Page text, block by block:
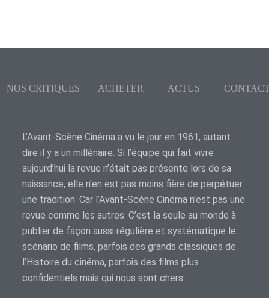
NOS CRITIQUES ACHETER ACTUS
L’Avant-Scène Cinéma a vu le jour en 1961, autant
dire il y a un millénaire. Si l’équipe qui fait vivre
aujourd’hui la revue n’était pas présente lors de sa
naissance, elle n’en est pas moins fière de perpétuer
une tradition. Car l’Avant-Scène Cinéma n’est pas une
revue comme les autres. C’est la seule au monde à
publier de façon aussi régulière et systématique le
scénario de films, parfois des grands classiques de
l’Histoire du cinéma, parfois des films plus
confidentiels mais qui nous sont chers.